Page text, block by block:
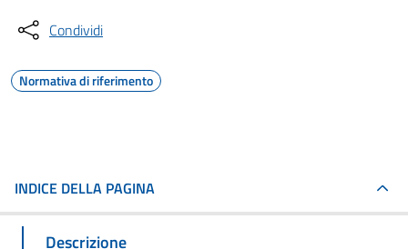
Condividi
Normativa di riferimento
INDICE DELLA PAGINA
Descrizione